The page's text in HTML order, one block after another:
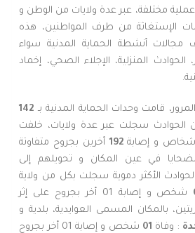
عملية مختلفة، عبر عدة ولايات من الوطن و
الإستغاثة من طرف المواطنين، هذه
أنشطة الحماية المدنية سواء
الحوادث المنزلية، الإجلاء الصحي، إخماد
قامت وحدات الحماية المدنية بـ 142
الحوادث سجلت عبر عدة ولايات، خلفت
و إصابة192 أخرين بجروح متفاوتة
في عين المكان و تحويلهم إلى
الأكثر دموية سجلت بكل من ولاية
شخص و إصابة 01 أخر بجروح على إثر
بالمكان المسمى العوايدية، بلدية و
: وفاة 01
شخص و إصابة 01 أخر بجروح